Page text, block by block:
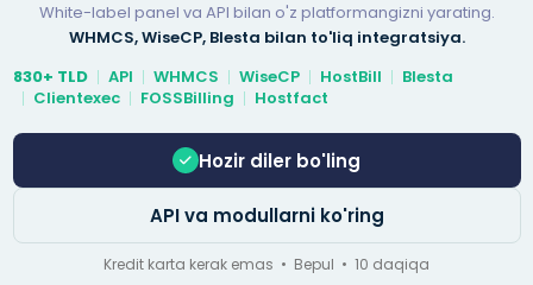
White-label panel va API bilan o'z platformangizni yarating.
WHMCS, WiseCP, Blesta bilan to'liq integratsiya.
830+ TLD
API WHMCS WiseCP HostBill
Blesta
Clientexec
FOSSBilling Hostfact
Hozir diler bo'ling
API va modullarni ko'ring
Kredit karta kerak emas • Bepul • 10 daqiqa